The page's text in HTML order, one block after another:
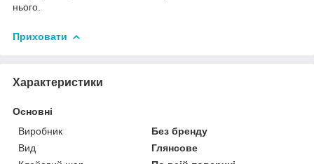
нього.
Приховати
Характеристики
Основні
Виробник
Без бренду
Вид
Глянсове